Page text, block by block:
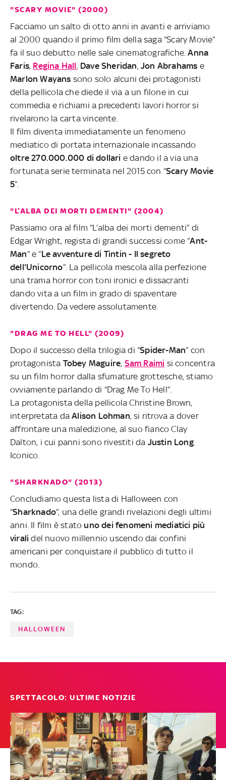
"SCARY MOVIE" (2000)
Facciamo un salto di otto anni in avanti e arriviamo
al 2000 quando il primo film della saga “Scary Movie”
fa il suo debutto nelle sale cinematografiche.Anna
Faris, Regina Hall, Dave Sheridan,Jon Abrahams e
Marlon Wayans sono solo alcuni dei protagonisti
della pellicola che diede il via a un filone in cui
commedia e richiami a precedenti lavori horror si
rivelarono la carta vincente.
Il film diventa immediatamente un fenomeno
mediatico di portata internazionale incassando
oltre 270.000.000 di dollari e dando il a via una
fortunata serie terminata nel 2015 con “Scary Movie
5”.
"L’ALBA DEI MORTI DEMENTI" (2004)
Passiamo ora al film “L’alba dei morti dementi” di
Edgar Wright, regista di grandi successi come “Ant-
Man” e “Le avventure di Tintin - Il segreto
dell'Unicorno”. La pellicola mescola alla perfezione
una trama horror con toni ironici e dissacranti
dando vita a un film in grado di spaventare
divertendo. Da vedere assolutamente.
"DRAG ME TO HELL" (2009)
Dopo il successo della trilogia di “Spider-Man” con
protagonista Tobey Maguire, Sam Raimi si concentra
su un film horror dalla sfumature grottesche, stiamo
ovviamente parlando di “Drag Me To Hell”.
La protagonista della pellicola Christine Brown,
interpretata daAlison Lohman, si ritrova a dover
affrontare una maledizione, al suo fianco Clay
Dalton, i cui panni sono rivestiti da Justin Long.
Iconico.
"SHARKNADO" (2013)
Concludiamo questa lista di Halloween con
“Sharknado”, una delle grandi rivelazioni degli ultimi
anni. Il film è statouno dei fenomeni mediatici più
virali del nuovo millennio uscendo dai confini
americani per conquistare il pubblico di tutto il
mondo.
TAG:
HALLOWEEN
SPETTACOLO: ULTIME NOTIZIE